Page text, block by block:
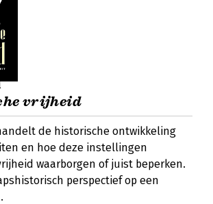
vrijheid
de historische ontwikkeling
en hoe deze instellingen
waarborgen of juist beperken.
perspectief op een